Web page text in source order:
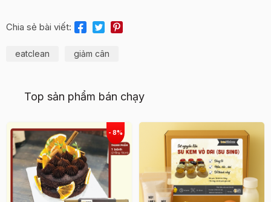
Chia sẻ bài viết:
eatclean giảm cân
Top sản phẩm bán chạy